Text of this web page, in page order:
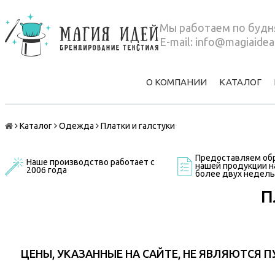
Мы работаем по
E-mail:
О КОМПАНИИ КАТАЛОГ
Каталог Одежда Платки и галстуки
Наше производство работает с
2006 года
Предоставляем
нашей продукции
более двух недель
ЦЕНЫ, УКАЗАННЫЕ НА САЙТЕ, НЕ